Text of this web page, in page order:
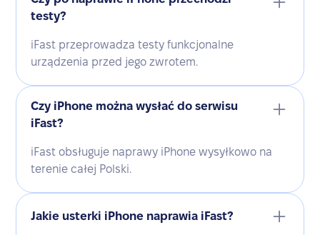
testy?
iFast przeprowadza testy funkcjonalne
urządzenia przed jego zwrotem.
Czy iPhone można wysłać do serwisu
iFast?
iFast obsługuje naprawy iPhone wysyłkowo na
terenie całej Polski.
Jakie usterki iPhone naprawia iFast?